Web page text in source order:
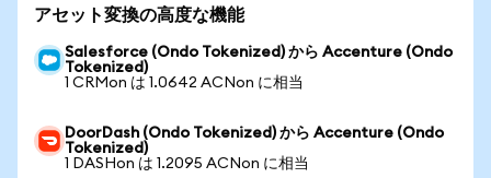
アセット変換の高度な機能
Salesforce (Ondo Tokenized) から Accenture (Ondo
Tokenized)
1 CRMon は 1.0642 ACNon に相当
DoorDash (Ondo Tokenized) から Accenture (Ondo
Tokenized)
1 DASHon は 1.2095 ACNon に相当